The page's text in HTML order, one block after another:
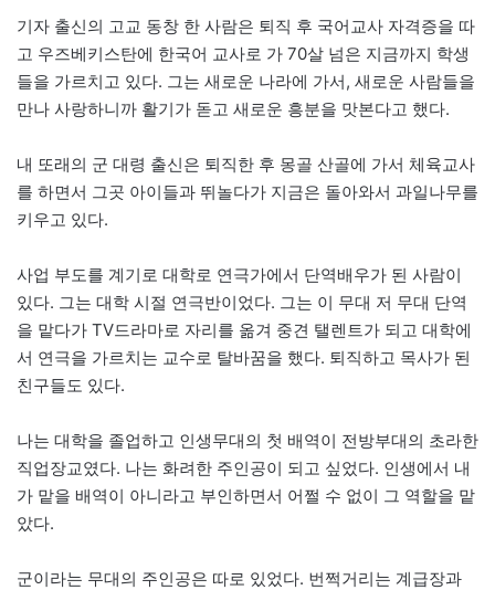
기자 출신의 고교 동창 한 사람은 퇴직 후 국어교사 자격증을 따
고 우즈베키스탄에 한국어 교사로 가 70살 넘은 지금까지 학생
들을 가르치고 있다. 그는 새로운 나라에 가서, 새로운 사람들을
만나 사랑하니까 활기가 돋고 새로운 흥분을 맛본다고 했다.
내 또래의 군 대령 출신은 퇴직한 후 몽골 산골에 가서 체육교사
를 하면서 그곳 아이들과 뛰놀다가 지금은 돌아와서 과일나무를
키우고 있다.
사업 부도를 계기로 대학로 연극가에서 단역배우가 된 사람이
있다. 그는 대학 시절 연극반이었다. 그는 이 무대 저 무대 단역
을 맡다가 TV드라마로 자리를 옮겨 중견 탤렌트가 되고 대학에
서 연극을 가르치는 교수로 탈바꿈을 했다. 퇴직하고 목사가 된
친구들도 있다.
나는 대학을 졸업하고 인생무대의 첫 배역이 전방부대의 초라한
직업장교였다. 나는 화려한 주인공이 되고 싶었다. 인생에서 내
가 맡을 배역이 아니라고 부인하면서 어쩔 수 없이 그 역할을 맡
았다.
군이라는 무대의 주인공은 따로 있었다. 번쩍거리는 계급장과